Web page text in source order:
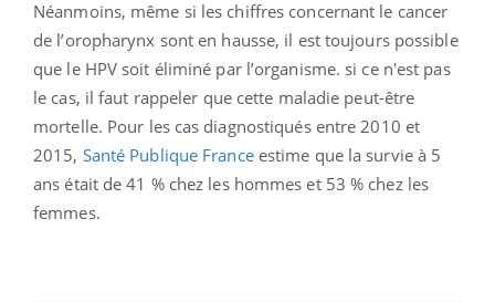
Néanmoins, même si les chiffres concernant le cancer
de l’oropharynx sont en hausse, il est toujours possible
que le HPV soit éliminé par l’organisme. si ce n'est pas
le cas, il faut rappeler que cette maladie peut-être
mortelle. Pour les cas diagnostiqués entre 2010 et
2015, Santé Publique Franceestime que la survie à 5
ans était de 41 % chez les hommes et 53 % chez les
femmes.